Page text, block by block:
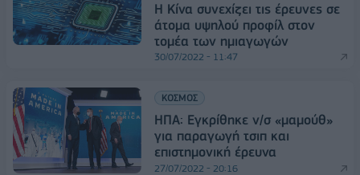
Η Κίνα συνεχίζει τις έρευνες σε
άτομα υψηλού προφίλ στον
τομέα των ημιαγωγών
30/07/2022 - 11:47
ΚΟΣΜΟΣ
ΗΠΑ: Εγκρίθηκε ν/σ «μαμούθ»
για παραγωγή τσιπ και
επιστημονική έρευνα
27/07/2022 - 20:16